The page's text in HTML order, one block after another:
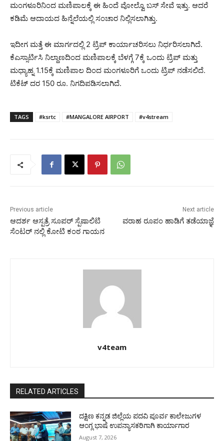
ಮಂಗಳೂರಿನಿಂದ ಮಣಿಪಾಲಕ್ಕೆ ಈ ಹಿಂದೆ ವೋಲ್ವೊ ಬಸ್‌ ಸೇವೆ ಇತ್ತು. ಆದರೆ
ಕಡಿಮೆ ಆದಾಯದ ಹಿನ್ನೆಲೆಯಲ್ಲಿ ಸಂಚಾರ ನಿಲ್ಲಿಸಲಾಗಿತ್ತು.
ಇದೀಗ ಮತ್ತೆ ಈ ಮಾರ್ಗದಲ್ಲಿ 2 ಟ್ರಿಪ್‌ ಕಾರ್ಯಾಚರಿಸಲು ನಿರ್ಧರಿಸಲಾಗಿದೆ.
ಕೆಎಸ್ಸಾರ್ಟಿಸಿ ನಿಲ್ದಾಣದಿಂದ ಮಣಿಪಾಲಕ್ಕೆ ಬೆಳಗ್ಗೆ 7ಕ್ಕೆ ಒಂದು ಟ್ರಿಪ್‌ ಮತ್ತು
ಮಧ್ಯಾಹ್ನ 1.15ಕ್ಕೆ ಮಣಿಪಾಲ ದಿಂದ ಮಂಗಳೂರಿಗೆ ಒಂದು ಟ್ರಿಪ್‌ ನಡೆಸಲಿದೆ.
ಟಿಕೆಟ್‌ ದರ 150 ರೂ. ನಿಗದಿಪಡಿಸಲಾಗಿದೆ.
TAGS #ksrtc #MANGALORE AIRPORT #v4stream
Previous article
ಆದರ್ಶ ಆಸ್ಪತ್ರೆ ಸೂಪರ್ ಸ್ಪೆಷಾಲಿಟಿ
ಸೆಂಟರ್ ನಲ್ಲಿ ಕೋಟಿ ಕಂಠ ಗಾಯನ
Next article
ವರಾಹ ರೂಪಂ ಹಾಡಿಗೆ ತಡೆಯಾಜ್ಞೆ
v4team
RELATED ARTICLES
ದಕ್ಷಿಣ ಕನ್ನಡ ಜಿಲ್ಲೆಯ ಪದವಿ ಪೂರ್ವ ಕಾಲೇಜುಗಳ
ಆಂಗ್ಲ ಭಾಷೆ ಉಪನ್ಯಾಸಕರಿಗಾಗಿ ಕಾರ್ಯಾಗಾರ
August 7, 2026